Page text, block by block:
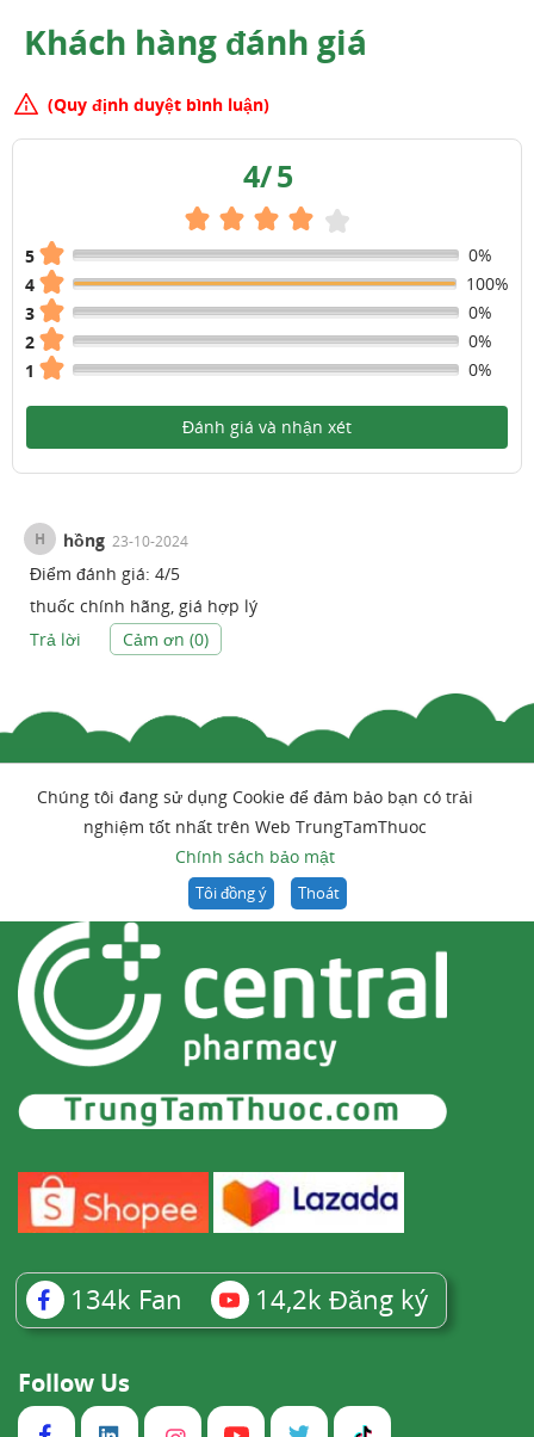
Khách hàng đánh giá
(Quy định duyệt bình luận)
4/5
5
0%
4
100%
3
0%
2
0%
1
0%
Đánh giá và nhận xét
H hồng 23-10-2024
Điểm đánh giá: 4/5
thuốc chính hãng, giá hợp lý
Trả lời
Cảm ơn (0)
Chúng tôi đang sử dụng Cookie để đảm bảo bạn có trải
nghiệm tốt nhất trên Web TrungTamThuoc
Chính sách bảo mật
Tôi đồng ý Thoát
134k Fan 14,2k Đăng ký
Follow Us